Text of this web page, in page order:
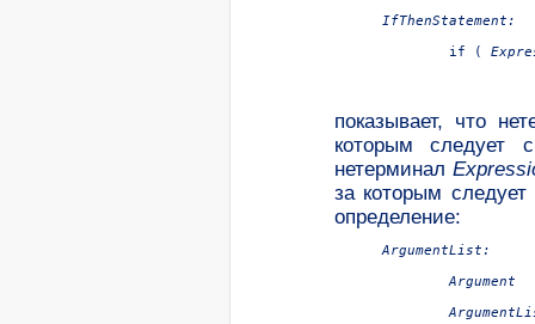
IfThenStatement:
if (
показывает, что
которым следует
нетерминал
за которым
определение:
ArgumentList:
Argument